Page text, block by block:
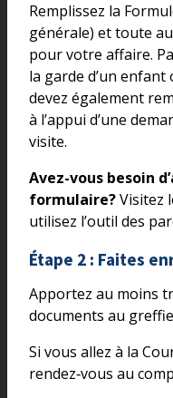
Remplissez la
générale) et toute
pour votre affaire.
la garde d’un
devez également
à l’appui d’une
visite.
Avez-vous besoin
formulaire?Visitez
utilisez l’outil des
Étape 2 : Faites
Apportez au moins
documents au
Si vous allez à la
rendez‑vous au